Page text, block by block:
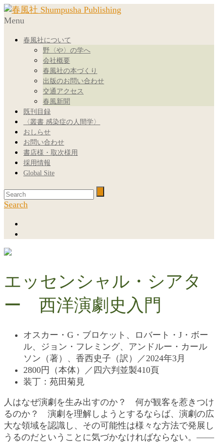
Menu
春風社について
野〈や〉の学へ
会社概要
春風社の本づくり
出版のお問い合わせ
交通アクセス
春風新聞
既刊目録
〈叢書 感染症の人間学〉
おしらせ
お問い合わせ
書店様・取次様用
採用情報
Global Site
Search
エッセンシャル・シアタ
ー 西洋演劇史入門
オスカー・G・ブロケット、ロバート・J・ボー
ル、ジョン・フレミング、アンドルー・カール
ソン（著）、香西史子（訳）／2024年3月
2800円（本体）／四六判並製410頁
装丁：苑田菊見
人はなぜ演劇を生み出すのか？ 何が観客を惹きつけ
るのか？ 演劇を理解しようとするならば、演劇の広
大な領域を認識し、その可能性は様々な方法で発展し
うるのだということに気づかなければならない。――